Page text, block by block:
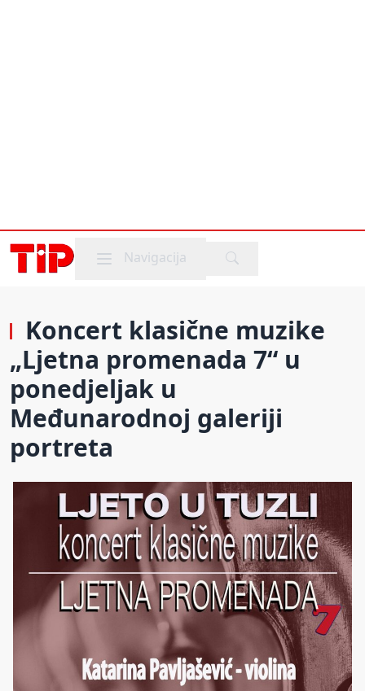
Mobile menu
Navigacija
Koncert klasične muzike
„Ljetna promenada 7“ u
ponedjeljak u
Međunarodnoj galeriji
portreta